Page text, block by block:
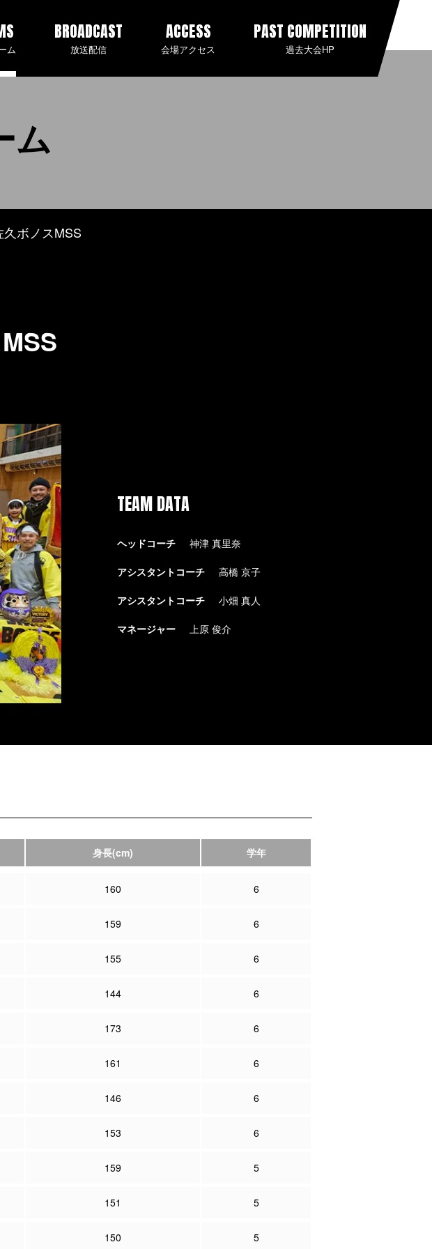
ム
BROADCAST
放送配信
ACCESS
会場アクセス
PAST COMPETITION
過去大会HP
ム
久ボノスMSS
TEAM DATA
ヘッドコーチ 神津 真里奈
アシスタントコーチ 高橋 京子
アシスタントコーチ 小畑 真人
マネージャー 上原 俊介
身長(cm) 学年
160 6
159 6
155 6
144 6
173 6
161 6
146 6
153 6
159 5
151 5
150 5